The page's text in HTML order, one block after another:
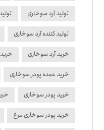
تولید آرد سوخاری
تولید کننده آرد سوخاری
خرید آرد سوخاری
خرید عمده پودر سوخاری
خرید پودر سوخاری
خرید پودر سوخاری مرغ